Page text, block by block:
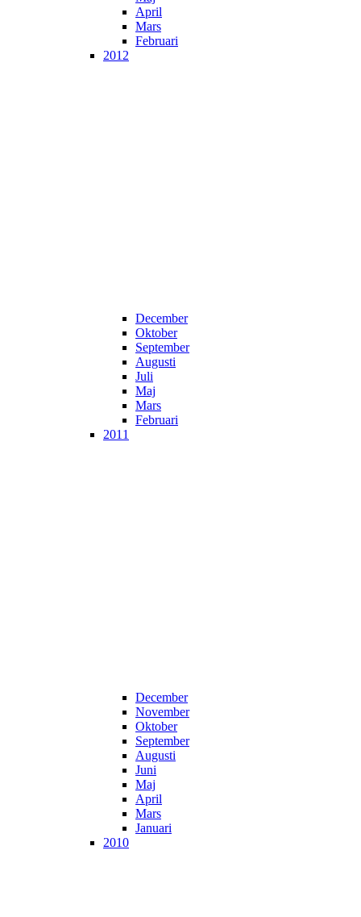
April
Mars
Februari
2012
December
Oktober
September
Augusti
Juli
Maj
Mars
Februari
2011
December
November
Oktober
September
Augusti
Juni
Maj
April
Mars
Januari
2010